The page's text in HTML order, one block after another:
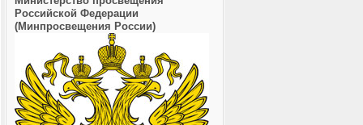
Российской Федерации
(Минпросвещения России)